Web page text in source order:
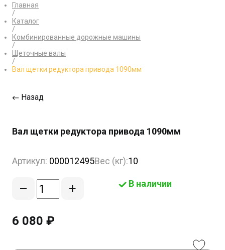
Главная
/
Каталог
/
Комбинированные дорожные машины
/
Щеточные валы
/
Вал щетки редуктора привода 1090мм
Назад
Вал щетки редуктора привода 1090мм
Артикул: 000012495Вес (кг):10
– + В наличии
6 080 ₽